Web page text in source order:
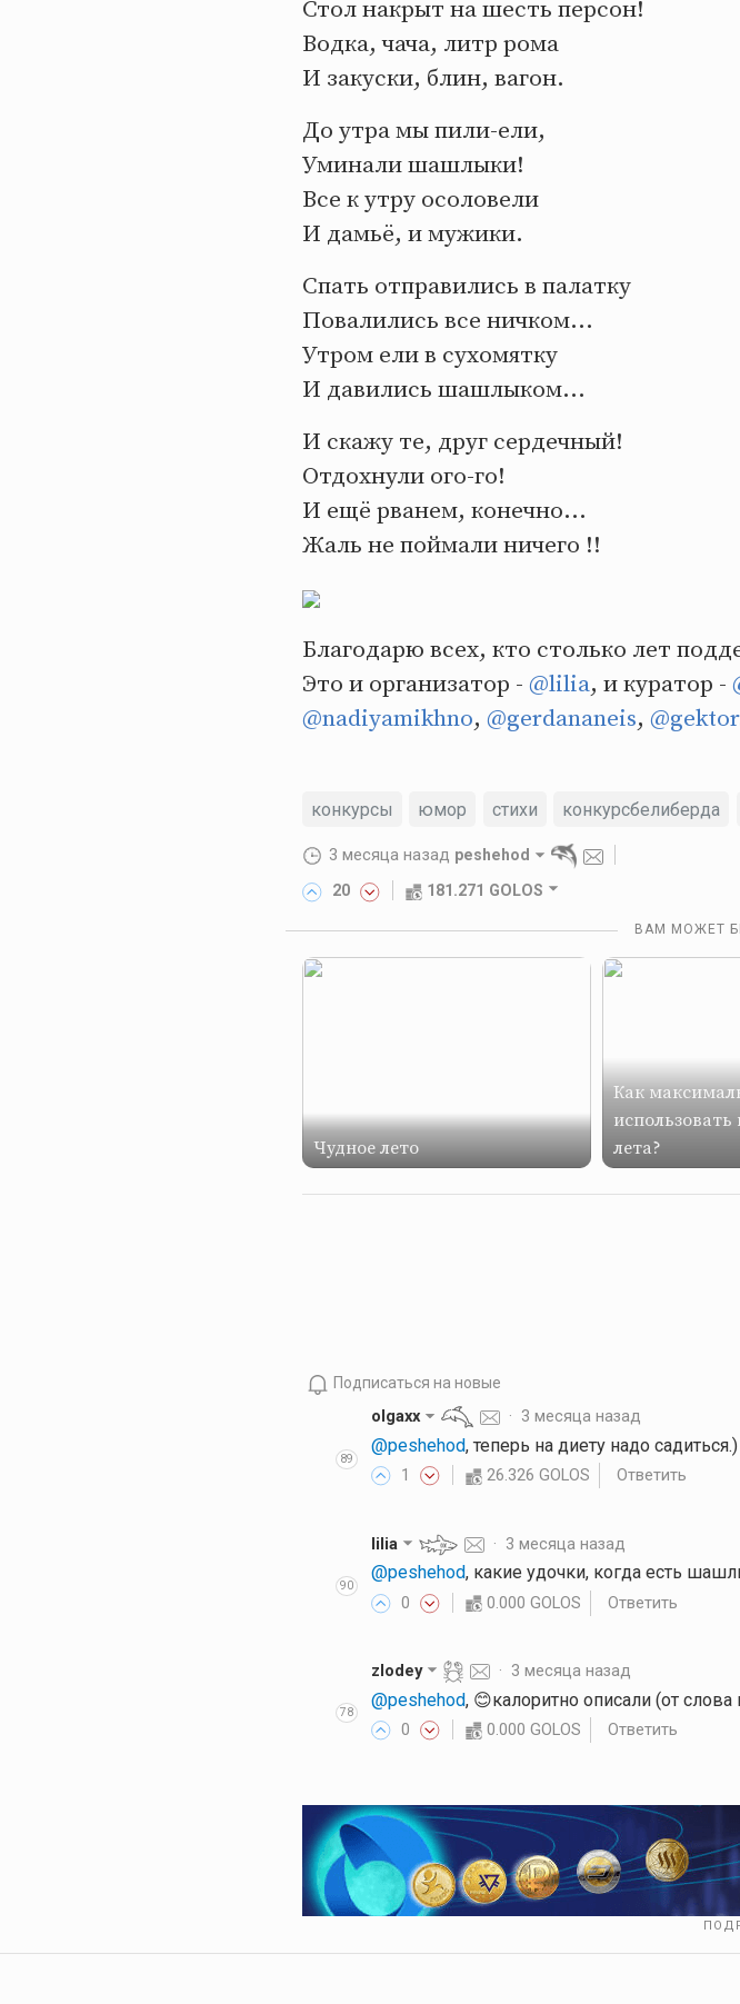
Стол накрыт на шесть персон!
Водка, чача, литр рома
И закуски, блин, вагон.
До утра мы пили-ели,
Уминали шашлыки!
Все к утру осоловели
И дамьё, и мужики.
Спать отправились в палатку
Повалились все ничком...
Утром ели в сухомятку
И давились шашлыком...
И скажу те, друг сердечный!
Отдохнули ого-го!
И ещё рванем, конечно...
Жаль не поймали ничего !!
Благодарю всех, кто столько лет
Это и организатор - @lilia, и куратор -
@nadiyamikhno, @gerdananeis, @gektor
конкурсы юмор стихи конкурсбелиберда
3 месяца назад peshehod
20
181.271 GOLOS
ВАМ МОЖЕТ
Чудное лето
Как
лета?
Подписаться на новые
89
olgaxx · 3 месяца назад
@peshehod, теперь на диету надо садиться.)
1 26.326 GOLOS Ответить
90
lilia · 3 месяца назад
@peshehod, какие удочки, когда есть
0 0.000 GOLOS Ответить
78
zlodey · 3 месяца назад
@peshehod, 😊калоритно описали (от слова
0 0.000 GOLOS Ответить